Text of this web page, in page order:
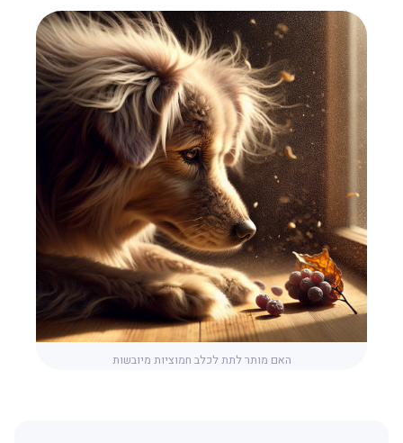
האם מותר לתת לכלב חמוציות מיובשות